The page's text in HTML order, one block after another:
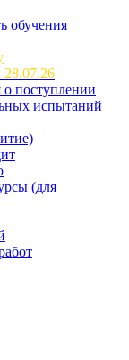
обучения
28.07.26
поступлении
испытаний
(для